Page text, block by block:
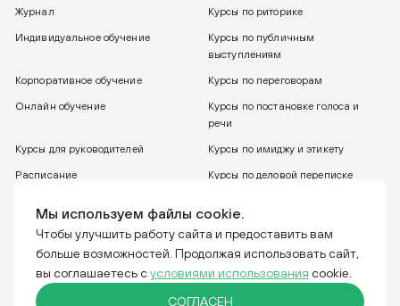
Мы используем файлы cookie.
Чтобы улучшить работу сайта и предоставить вам
больше возможностей. Продолжая использовать сайт,
вы соглашаетесь с условиями использования cookie.
СОГЛАСЕН
Журнал Курсы по риторике
Индивидуальное обучение
Курсы по публичным
выступлениям
Корпоративное обучение Курсы по переговорам
Онлайн обучение
Курсы по постановке голоса и
речи
Курсы для руководителей Курсы по имиджу и этикету
Расписание Курсы по деловой переписке